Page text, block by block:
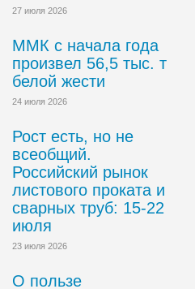
27 июля 2026
ММК с начала года
произвел 56,5 тыс. т
белой жести
24 июля 2026
Рост есть, но не
всеобщий.
Российский рынок
листового проката и
сварных труб: 15-22
июля
23 июля 2026
О пользе